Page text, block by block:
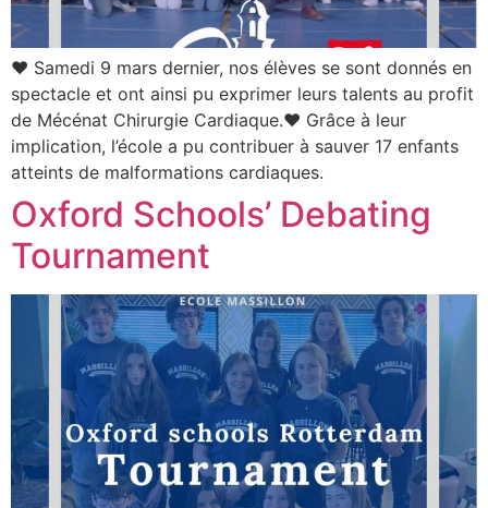
❤️ Samedi 9 mars dernier, nos élèves se sont donnés en
spectacle et ont ainsi pu exprimer leurs talents au profit
de Mécénat Chirurgie Cardiaque.❤️ Grâce à leur
implication, l’école a pu contribuer à sauver 17 enfants
atteints de malformations cardiaques.
Oxford Schools’ Debating
Tournament